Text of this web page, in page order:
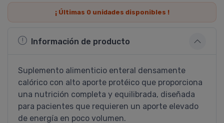
¡ Últimas 0unidades disponibles !
Información de producto
Suplemento alimenticio enteral densamente
calórico con alto aporte protéico que proporciona
una nutrición completa y equilibrada, diseñada
para pacientes que requieren un aporte elevado
de energí­a en poco volumen.